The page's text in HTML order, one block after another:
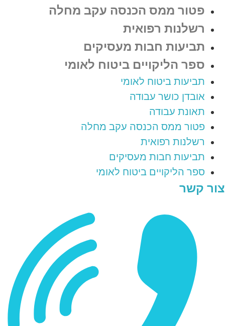
פטור ממס הכנסה עקב מחלה
רשלנות רפואית
תביעות חבות מעסיקים
ספר הליקויים ביטוח לאומי
תביעות ביטוח לאומי
אובדן כושר עבודה
תאונת עבודה
פטור ממס הכנסה עקב מחלה
רשלנות רפואית
תביעות חבות מעסיקים
ספר הליקויים ביטוח לאומי
צור קשר